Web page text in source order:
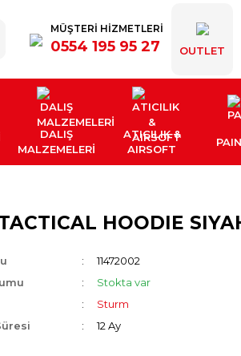
MÜŞTERİ HİZMETLERİ
0554 195 95 27 OUTLET
DALIŞ
MALZEMELERİ
ATICILIK &
AIRSOFT
HOODIE
11472002
Stokta var
Sturm
12 Ay